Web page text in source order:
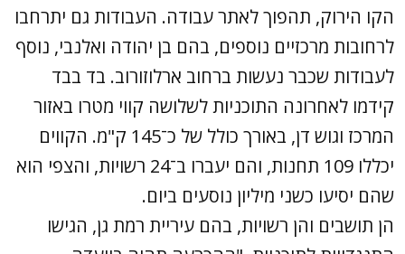
הקו הירוק, תהפוך לאתר עבודה. העבודות גם יתרחבו
לרחובות מרכזיים נוספים, בהם בן יהודה ואלנבי, נוסף
לעבודות שכבר נעשות ברחוב ארלוזורוב. בד בבד
קידמו לאחרונה התוכניות לשלושה קווי מטרו באזור
המרכז וגוש דן, באורך כולל של כ־145 ק"מ. הקווים
יכללו 109 תחנות, והם יעברו ב־24 רשויות, והצפי הוא
שהם יסיעו כשני מיליון נוסעים ביום.
הן תושבים והן רשויות, בהם עיריית רמת גן, הגישו